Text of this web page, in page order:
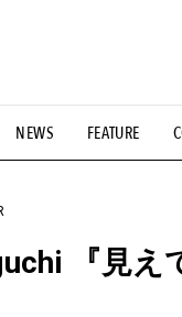
NEWS FEATURE
品 #ESSENTIAL
『見え